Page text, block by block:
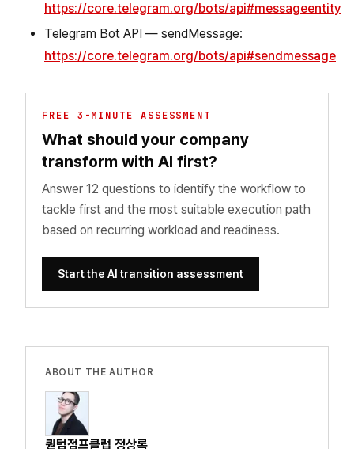
https://core.telegram.org/bots/api#messageentity
Telegram Bot API — sendMessage:
https://core.telegram.org/bots/api#sendmessage
FREE 3-MINUTE ASSESSMENT
What should your company
transform with AI first?
Answer 12 questions to identify the workflow to
tackle first and the most suitable execution path
based on recurring workload and readiness.
Start the AI transition assessment
ABOUT THE AUTHOR
퀀텀점프클럽 정상록